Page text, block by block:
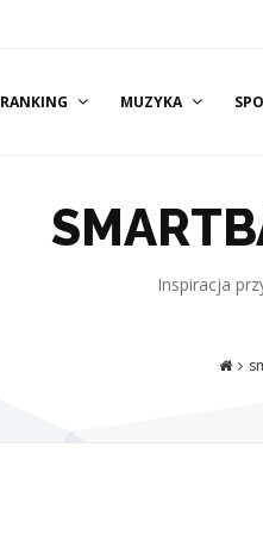
RANKING MUZYKA
Inspiracja